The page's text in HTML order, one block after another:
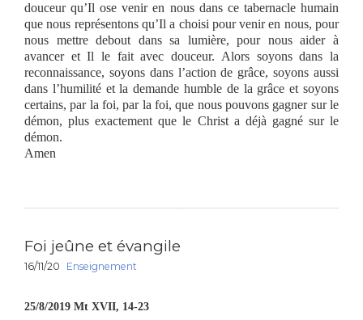
douceur qu’Il ose venir en nous dans ce tabernacle humain
que nous représentons qu’Il a choisi pour venir en nous, pour
nous mettre debout dans sa lumière, pour nous aider à
avancer et Il le fait avec douceur. Alors soyons dans la
reconnaissance, soyons dans l’action de grâce, soyons aussi
dans l’humilité et la demande humble de la grâce et soyons
certains, par la foi, par la foi, que nous pouvons gagner sur le
démon, plus exactement que le Christ a déjà gagné sur le
démon.
Amen
Foi jeûne et évangile
16/11/20 Enseignement
25/8/2019 Mt XVII, 14-23